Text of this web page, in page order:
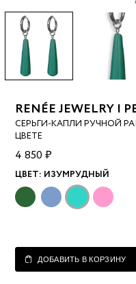
RENÉE JEWELRY
СЕРЬГИ-КАПЛИ РУЧНОЙ
ЦВЕТЕ
4 850 ₽
ЦВЕТ: ИЗУМРУДНЫЙ
ДОБАВИТЬ В КОРЗИНУ